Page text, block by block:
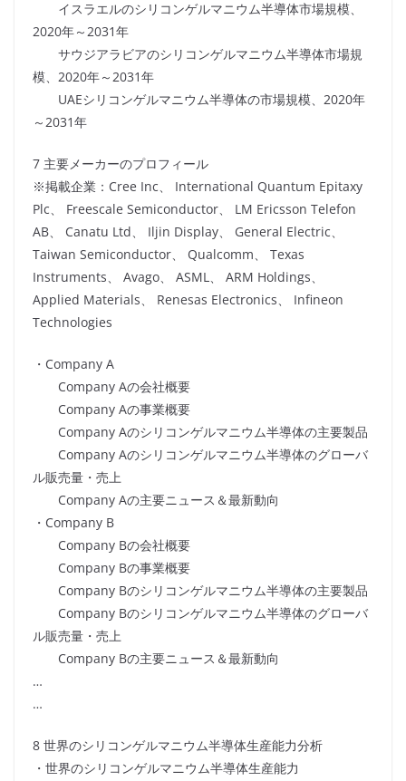
イスラエルのシリコンゲルマニウム半導体市場規模、
2020年～2031年
サウジアラビアのシリコンゲルマニウム半導体市場規
模、2020年～2031年
UAEシリコンゲルマニウム半導体の市場規模、2020年
～2031年
7 主要メーカーのプロフィール
※掲載企業：Cree Inc、 International Quantum Epitaxy
Plc、 Freescale Semiconductor、 LM Ericsson Telefon
AB、 Canatu Ltd、 Iljin Display、 General Electric、
Taiwan Semiconductor、 Qualcomm、 Texas
Instruments、 Avago、 ASML、 ARM Holdings、
Applied Materials、 Renesas Electronics、 Infineon
Technologies
・Company A
Company Aの会社概要
Company Aの事業概要
Company Aのシリコンゲルマニウム半導体の主要製品
Company Aのシリコンゲルマニウム半導体のグローバ
ル販売量・売上
Company Aの主要ニュース＆最新動向
・Company B
Company Bの会社概要
Company Bの事業概要
Company Bのシリコンゲルマニウム半導体の主要製品
Company Bのシリコンゲルマニウム半導体のグローバ
ル販売量・売上
Company Bの主要ニュース＆最新動向
…
…
8 世界のシリコンゲルマニウム半導体生産能力分析
・世界のシリコンゲルマニウム半導体生産能力